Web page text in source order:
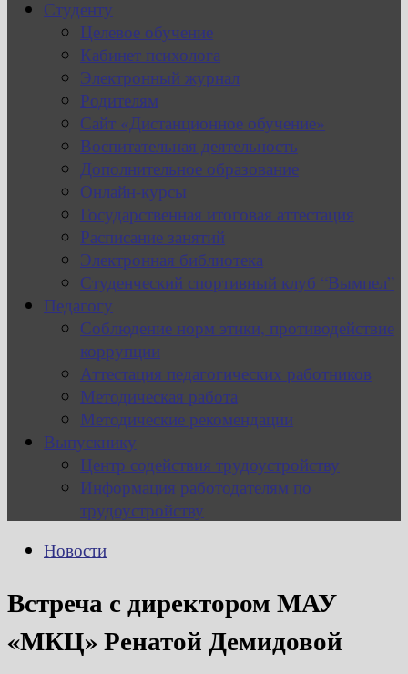
Студенту
Целевое обучение
Кабинет психолога
Электронный журнал
Родителям
Сайт «Дистанционное обучение»
Воспитательная деятельность
Дополнительное образование
Онлайн-курсы
Государственная итоговая аттестация
Расписание занятий
Электронная библиотека
Студенческий спортивный клуб “Вымпел”
Педагогу
Соблюдение норм этики, противодействие
коррупции
Аттестация педагогических работников
Методическая работа
Методические рекомендации
Выпускнику
Центр содействия трудоустройству
Информация работодателям по
трудоустройству
Новости
Встреча с директором МАУ
«МКЦ» Ренатой Демидовой